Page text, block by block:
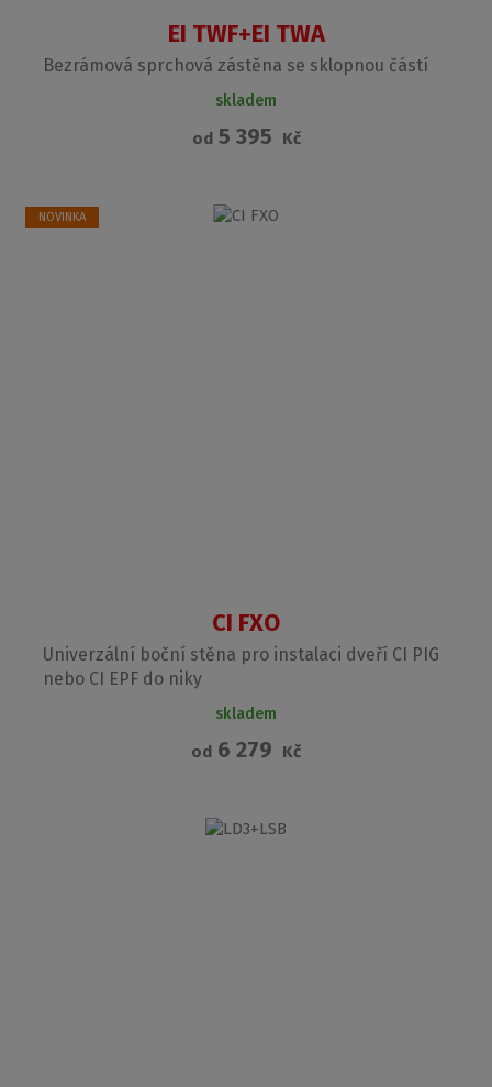
EI TWF+EI TWA
Bezrámová sprchová zástěna se sklopnou částí
skladem
od5 395 Kč
NOVINKA
CI FXO
Univerzální boční stěna pro instalaci dveří CI PIG
nebo CI EPF do niky
skladem
od 6 279 Kč